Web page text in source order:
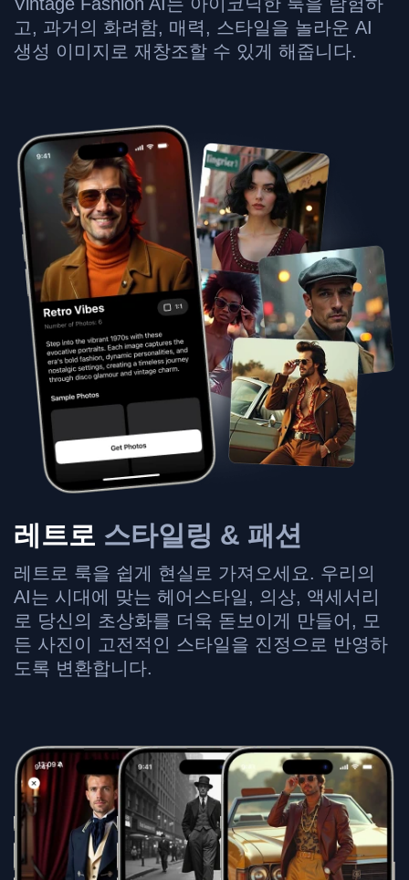
고, 과거의 화려함, 매력, 스타일을 놀라운 AI
생성 이미지로 재창조할 수 있게 해줍니다.
레트로 스타일링 & 패션
레트로 룩을 쉽게 현실로 가져오세요. 우리의
AI는 시대에 맞는 헤어스타일, 의상, 액세서리
로 당신의 초상화를 더욱 돋보이게 만들어, 모
든 사진이 고전적인 스타일을 진정으로 반영하
도록 변환합니다.